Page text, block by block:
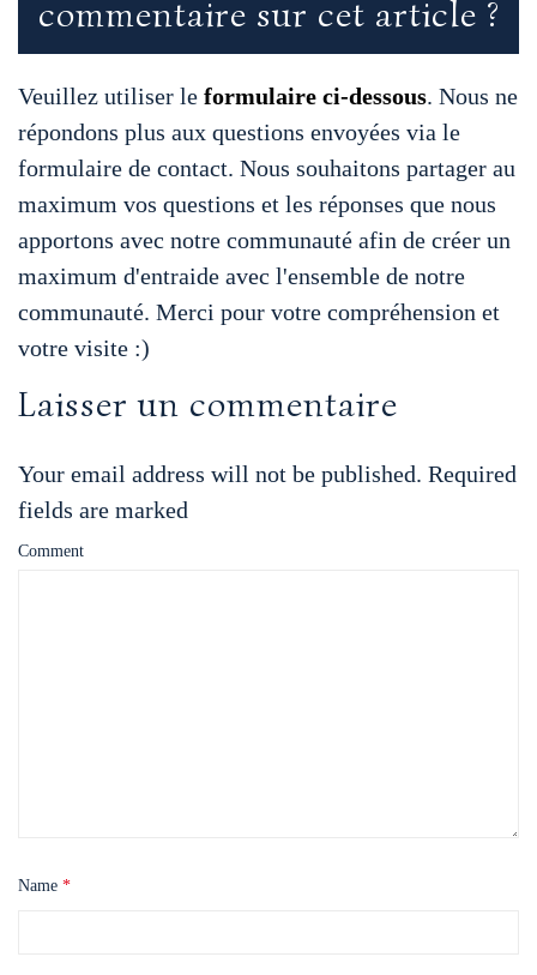
o
o
k
e
r
r
e
s
t
d
I
n
t
s
A
p
p
s
e
n
g
e
t
a
g
e
r
commentaire sur cet article ?
Veuillez utiliser le formulaire ci-dessous. Nous ne
répondons plus aux questions envoyées via le
formulaire de contact. Nous souhaitons partager au
maximum vos questions et les réponses que nous
apportons avec notre communauté afin de créer un
maximum d'entraide avec l'ensemble de notre
communauté. Merci pour votre compréhension et
votre visite :)
Laisser un commentaire
Your email address will not be published. Required
fields are marked
Comment
Name *